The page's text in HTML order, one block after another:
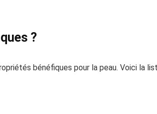
?
bénéfiques pour la peau. Voici la